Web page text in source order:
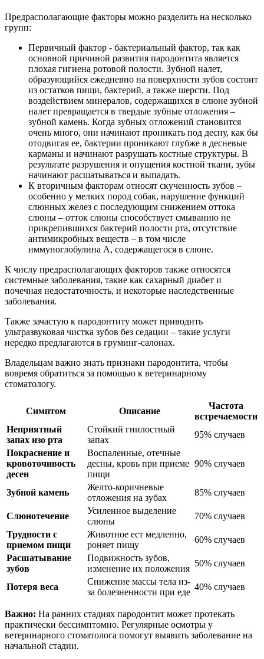
Предрасполагающие факторы можно разделить на несколько
групп:
Первичный фактор - бактериальный фактор, так как
основной причиной развития пародонтита является
плохая гигиена ротовой полости. Зубной налет,
образующийся ежедневно на поверхности зубов состоит
из остатков пищи, бактерий, а также шерсти. Под
воздействием минералов, содержащихся в слюне зубной
налет превращается в твердые зубные отложения –
зубной камень. Когда зубных отложений становится
очень много, они начинают проникать под десну, как бы
отодвигая ее, бактерии проникают глубже в десневые
карманы и начинают разрушать костные структуры. В
результате разрушения и опущения костной ткани, зубы
начинают расшатываться и выпадать.
К вторичным факторам относят скученность зубов –
особенно у мелких пород собак, нарушение функций
слюнных желез с последующим снижением оттока
слюны – отток слюны способствует смыванию не
прикрепившихся бактерий полости рта, отсутствие
антимикробных веществ – в том числе
иммуноглобулина А, содержащегося в слюне.
К числу предрасполагающих факторов также относятся
системные заболевания, такие как сахарный диабет и
почечная недостаточность, и некоторые наследственные
заболевания.
Также зачастую к пародонтиту может приводить
ультразвуковая чистка зубов без седации – такие услуги
нередко предлагаются в груминг-салонах.
Владельцам важно знать признаки пародонтита, чтобы
вовремя обратиться за помощью к ветеринарному
стоматологу.
Симптом Описание
Частота
встречаемости
Неприятный
запах изо рта
Стойкий гнилостный
запах
95% случаев
Покраснение и
кровоточивость
десен
Воспаленные, отечные
десны, кровь при приеме
пищи
90% случаев
Зубной камень
Желто-коричневые
отложения на зубах
85% случаев
Слюнотечение
Усиленное выделение
слюны
70% случаев
Трудности с
приемом пищи
Животное ест медленно,
роняет пищу
60% случаев
Расшатывание
зубов
Подвижность зубов,
изменение их положения
50% случаев
Потеря веса
Снижение массы тела из-
за болезненности при еде
40% случаев
Важно: На ранних стадиях пародонтит может протекать
практически бессимптомно. Регулярные осмотры у
ветеринарного стоматолога помогут выявить заболевание на
начальной стадии.